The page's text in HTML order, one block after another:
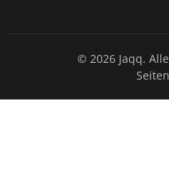
© 2026 Jaqq.